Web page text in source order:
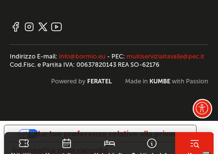
Indirizzo E-mail: info@bormio.eu - PEC: multiservizialtavalle@pec.it
Cod.Fisc. e Partita IVA: 00637820143 REA SO-62176
Powered by FERATEL Made in KUMBE with Passion
Informativa sulla raccolta
Le tue preferenze relative alla privacy